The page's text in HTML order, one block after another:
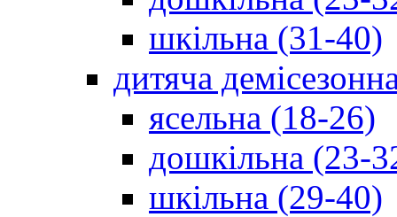
шкільна (31-40)
дитяча
ясельна (18-26)
дошкільна (23-
шкільна (29-40)